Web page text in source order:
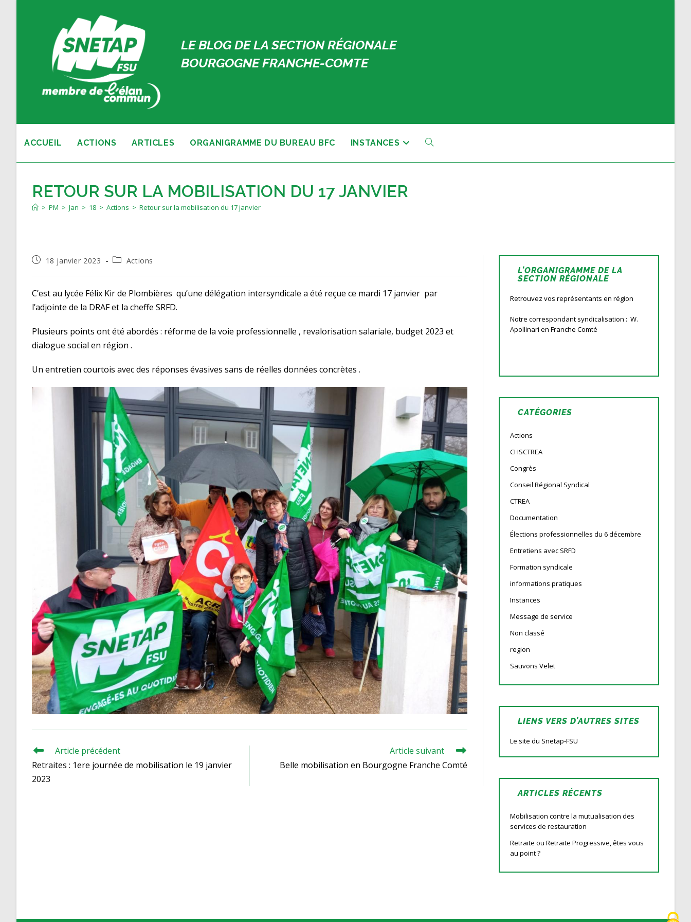
LE BLOG DE LA SECTION RÉGIONALE
BOURGOGNE FRANCHE-COMTE
ACCUEIL ACTIONS ARTICLES ORGANIGRAMME DU BUREAU BFC INSTANCES TOGGLE
RETOUR SUR LA MOBILISATION DU 17 JANVIER
> PM > Jan > 18 > Actions > Retour sur la mobilisation du 17 janvier
Publication
18 janvier 2023
PostActions
C’est au lycée Félix Kir de Plombières qu’une délégation intersyndicale a été reçue ce mardi 17 janvier par
l’adjointe de la DRAF et la cheffe SRFD.
Plusieurs points ont été abordés : réforme de la voie professionnelle , revalorisation salariale, budget 2023 et
dialogue social en région .
Un entretien courtois avec des réponses évasives sans de réelles données concrètes .
Read
articles
Article précédent
Retraites : 1ere journée de mobilisation le 19 janvier
2023
Article suivant
Belle mobilisation en Bourgogne Franche Comté
L’ORGANIGRAMME DE LA
SECTION RÉGIONALE
Retrouvez vos représentants en région
Notre correspondant syndicalisation : W.
Apollinari en Franche Comté
CATÉGORIES
Actions
CHSCTREA
Congrès
Conseil Régional Syndical
CTREA
Documentation
Élections professionnelles du 6 décembre
Entretiens avec SRFD
Formation syndicale
informations pratiques
Instances
Message de service
Non classé
region
Sauvons Velet
LIENS VERS D’AUTRES SITES
Le site du Snetap-FSU
ARTICLES RÉCENTS
Mobilisation contre la mutualisation des
services de restauration
Retraite ou Retraite Progressive, êtes vous
au point ?